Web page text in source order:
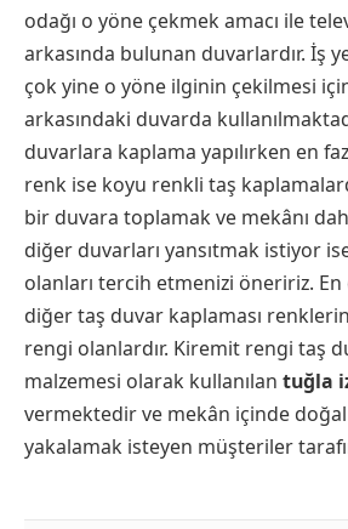
odağı o yöne çekmek amacı ile
arkasında bulunan duvarlardır. İş
çok yine o yöne ilginin çekilmesi
arkasındaki duvarda
duvarlara kaplama yapılırken en
renk ise koyu renkli taş
bir duvara toplamak ve mekânı
diğer duvarları yansıtmak istiyor
olanları tercih etmenizi öneririz.
diğer taş duvar kaplaması
rengi olanlardır. Kiremit rengi taş
malzemesi olarak kullanılan tuğla
vermektedir ve mekân içinde
yakalamak isteyen müşteriler